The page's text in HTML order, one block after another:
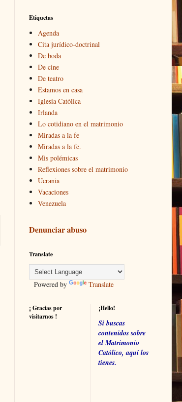
Etiquetas
Agenda
Cita jurídico-doctrinal
De boda
De cine
De teatro
Estamos en casa
Iglesia Católica
Irlanda
Lo cotidiano en el matrimonio
Miradas a la fe
Miradas a la fe.
Mis polémicas
Reflexiones sobre el matrimonio
Ucrania
Vacaciones
Venezuela
Denunciar abuso
Translate
Powered by Translate
¡ Gracias por
visitarnos !
¡Hello!
Si buscas
contenidos sobre
el Matrimonio
Católico, aquí los
tienes.